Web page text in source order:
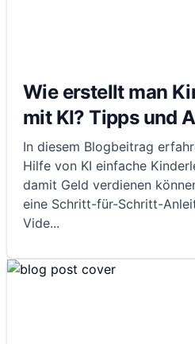
Wie erstellt man
mit KI? Tipps und
In diesem Blogbeitrag
Hilfe von KI einfache
damit Geld verdienen
eine Schritt-für-Schritt-
Vide...